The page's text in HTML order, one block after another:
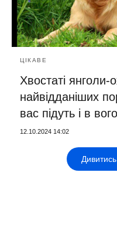
ЦІКАВЕ
Хвостаті
найвідданіших
вас підуть і в
12.10.2024 14:02